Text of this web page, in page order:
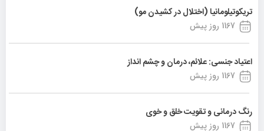
تریکوتیلومانیا (اختلال در کشیدن مو)
1167 روز پیش
اعتیاد جنسی: علائم، درمان و چشم انداز
1167 روز پیش
رنگ درمانی و تقویت خلق و خوی
1167 روز پیش